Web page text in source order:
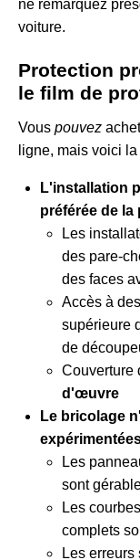
ne remarquez
voiture.
Protection
le film de
Vous pouvez
ligne, mais voici
L'installation
préférée de
Les
des pare-
des faces
Accès à
supérieure
de
Couverture
d'œuvre
Le bricolage
Les
sont
Les
complets
Les